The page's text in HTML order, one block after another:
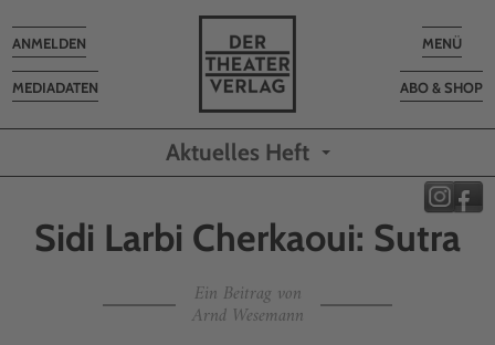
Toggle
MENÜ
ABO & SHOP
MEDIADATEN
Toggle
navigation
ANMELDEN
Aktuelles Heft
Sidi Larbi Cherkaoui: Sutra
Ein Beitrag von
Arnd Wesemann